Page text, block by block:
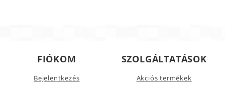
FIÓKOM
Bejelentkezés
SZOLGÁLTATÁSOK
Akciós termékek